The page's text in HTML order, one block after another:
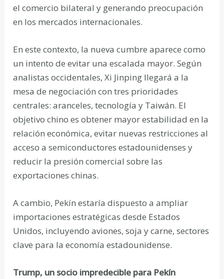
el comercio bilateral y generando preocupación
en los mercados internacionales.
En este contexto, la nueva cumbre aparece como
un intento de evitar una escalada mayor. Según
analistas occidentales, Xi Jinping llegará a la
mesa de negociación con tres prioridades
centrales: aranceles, tecnología y Taiwán. El
objetivo chino es obtener mayor estabilidad en la
relación económica, evitar nuevas restricciones al
acceso a semiconductores estadounidenses y
reducir la presión comercial sobre las
exportaciones chinas.
A cambio, Pekín estaría dispuesto a ampliar
importaciones estratégicas desde Estados
Unidos, incluyendo aviones, soja y carne, sectores
clave para la economía estadounidense.
Trump, un socio impredecible para Pekín